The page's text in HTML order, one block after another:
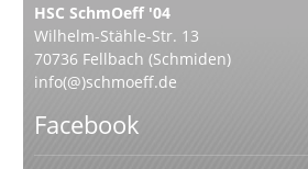
HSC SchmOeff '04
Wilhelm-Stähle-Str. 13
70736 Fellbach (Schmiden)
info(@)schmoeff.de
Facebook